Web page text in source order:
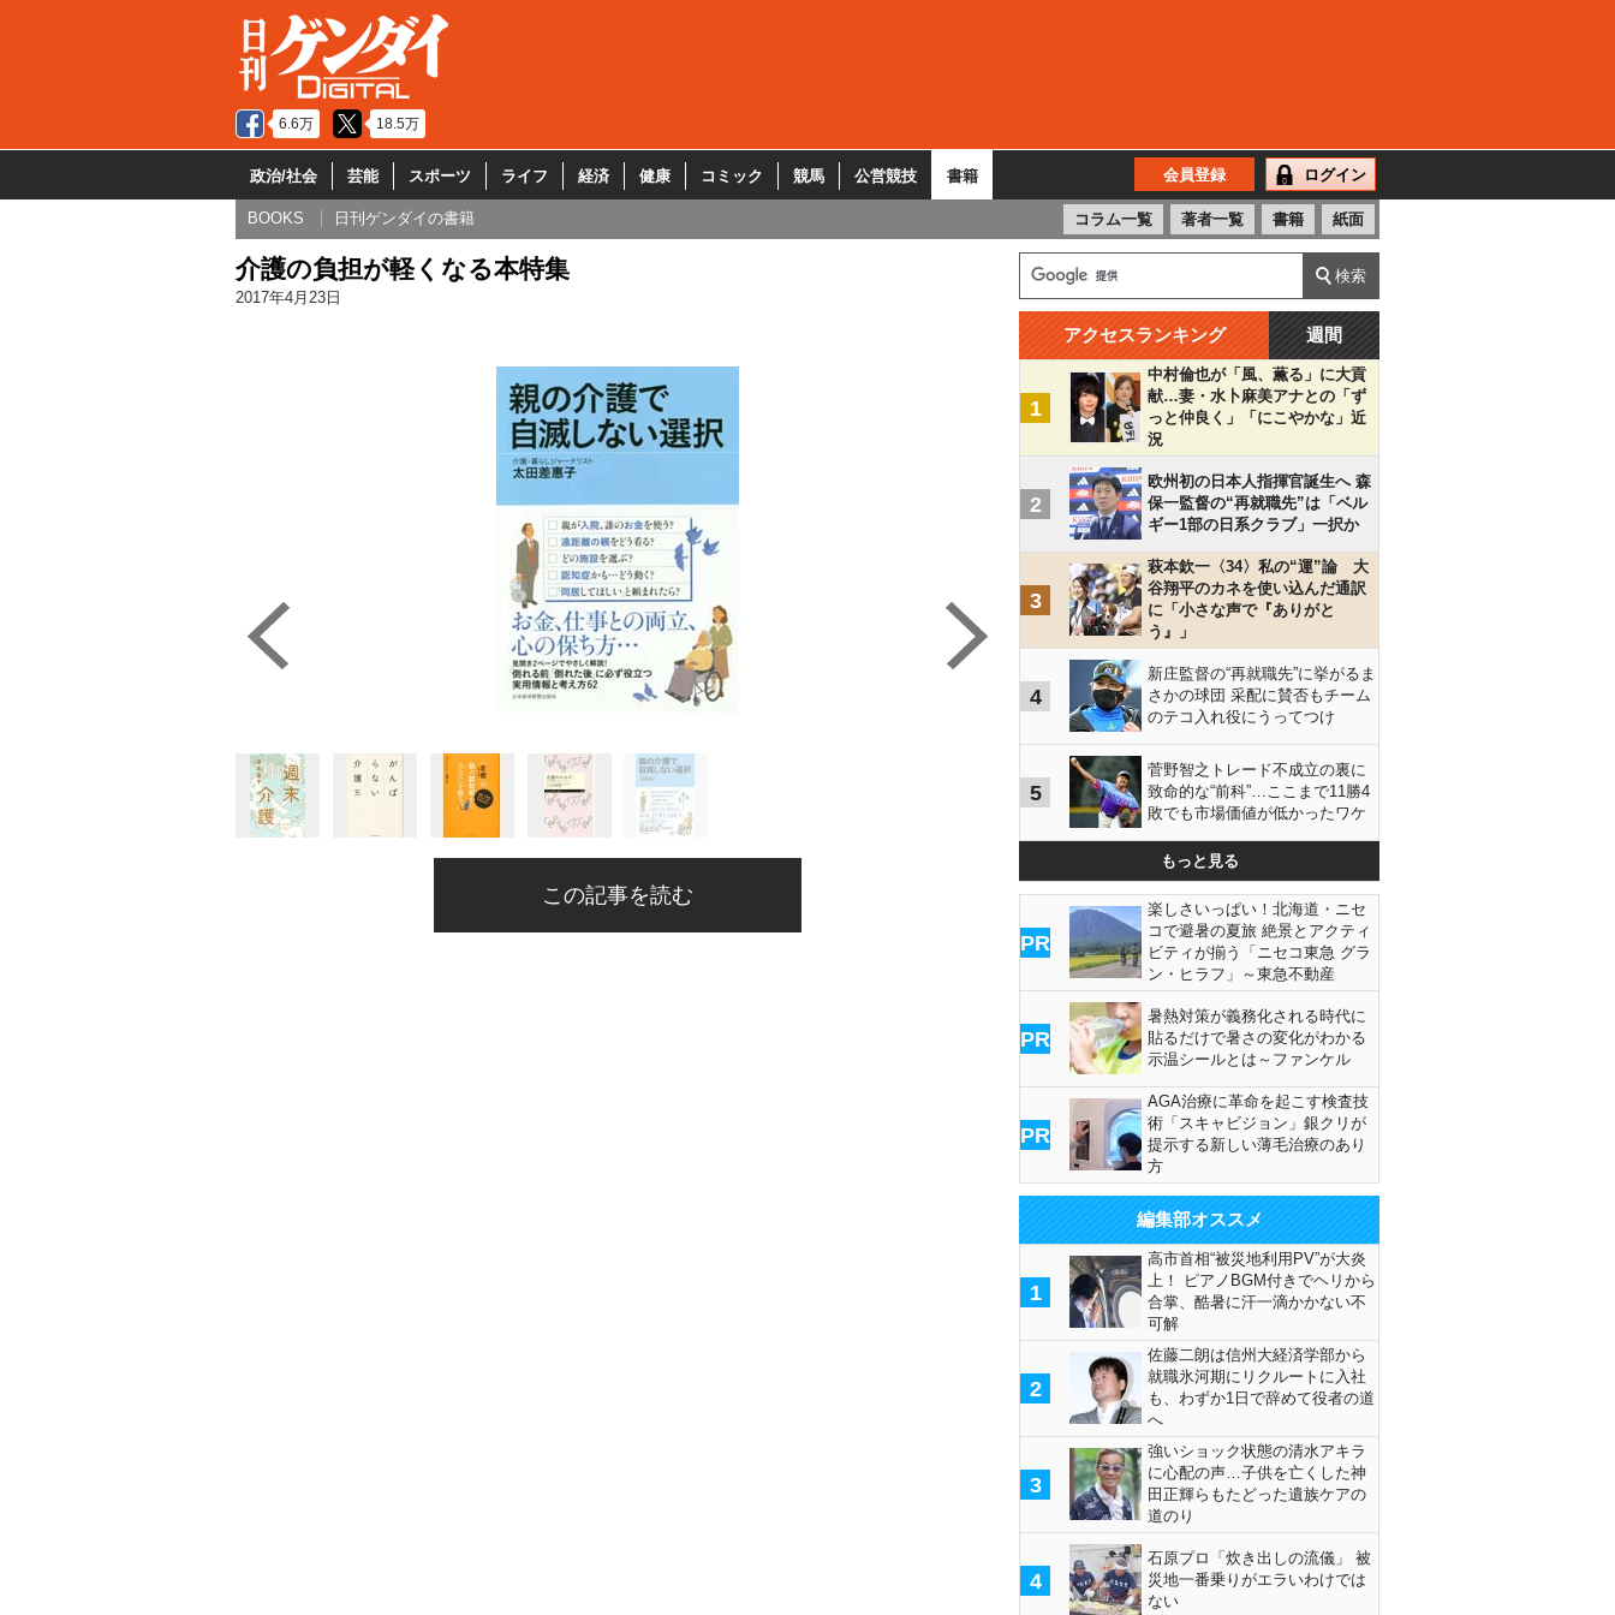
6.6万 18.5万
政治/社会 芸能 スポーツ ライフ 経済 健康 コミック 競馬 公営競技 書籍 会員登録 ログイン
BOOKS 日刊ゲンダイの書籍 コラム一覧 著者一覧 書籍 紙面
介護の負担が軽くなる本特集
2017年4月23日
この記事を読む
アクセスランキング 週間
1
中村倫也が「風、薫る」に大貢
献…妻・水卜麻美アナとの「ず
っと仲良く」「にこやかな」近
況
2
欧州初の日本人指揮官誕生へ 森
保一監督の“再就職先”は「ベル
ギー1部の日系クラブ」一択か
3
萩本欽一〈34〉私の“運”論 大
谷翔平のカネを使い込んだ通訳
に「小さな声で『ありがと
う』」
4
新庄監督の“再就職先”に挙がるま
さかの球団 采配に賛否もチーム
のテコ入れ役にうってつけ
5
菅野智之トレード不成立の裏に
致命的な“前科”…ここまで11勝4
敗でも市場価値が低かったワケ
もっと見る
PR
楽しさいっぱい！北海道・ニセ
コで避暑の夏旅 絶景とアクティ
ビティが揃う「ニセコ東急 グラ
ン・ヒラフ」～東急不動産
PR
暑熱対策が義務化される時代に
貼るだけで暑さの変化がわかる
示温シールとは～ファンケル
PR
AGA治療に革命を起こす検査技
術「スキャビジョン」銀クリが
提示する新しい薄毛治療のあり
方
編集部オススメ
1
高市首相“被災地利用PV”が大炎
上！ ピアノBGM付きでヘリから
合掌、酷暑に汗一滴かかない不
可解
2
佐藤二朗は信州大経済学部から
就職氷河期にリクルートに入社
も、わずか1日で辞めて役者の道
へ
3
強いショック状態の清水アキラ
に心配の声…子供を亡くした神
田正輝らもたどった遺族ケアの
道のり
4
石原プロ「炊き出しの流儀」 被
災地一番乗りがエラいわけでは
ない